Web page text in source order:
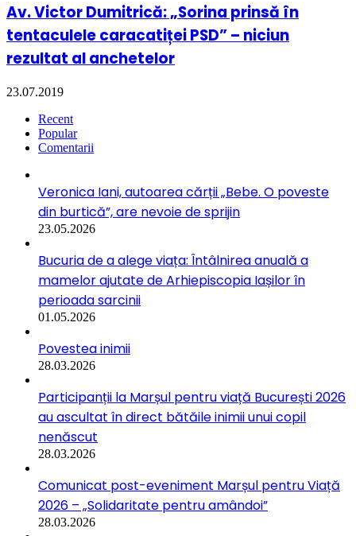
Av. Victor Dumitrică: „Sorina prinsă în
tentaculele caracatiței PSD” – niciun
rezultat al anchetelor
23.07.2019
Recent
Popular
Comentarii
Veronica Iani, autoarea cărții „Bebe. O poveste
din burtică”, are nevoie de sprijin
23.05.2026
Bucuria de a alege viața: Întâlnirea anuală a
mamelor ajutate de Arhiepiscopia Iașilor în
perioada sarcinii
01.05.2026
Povestea inimii
28.03.2026
Participanții la Marșul pentru viață București 2026
au ascultat în direct bătăile inimii unui copil
nenăscut
28.03.2026
Comunicat post-eveniment Marșul pentru Viață
2026 – „Solidaritate pentru amândoi”
28.03.2026